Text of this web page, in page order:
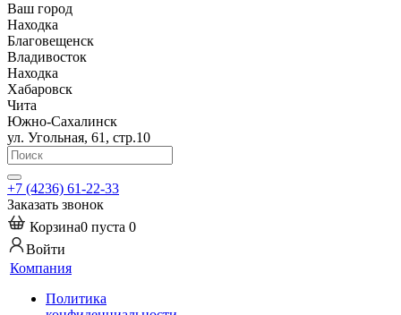
Ваш город
Находка
Благовещенск
Владивосток
Находка
Хабаровск
Чита
Южно-Сахалинск
ул. Угольная, 61, стр.10
+7 (4236) 61-22-33
Заказать звонок
Корзина0 пуста 0
Войти
Компания
Политика